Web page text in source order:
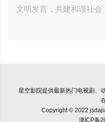
星空影院提供最新热门电视剧、
Copyright © 2022
津ICP备